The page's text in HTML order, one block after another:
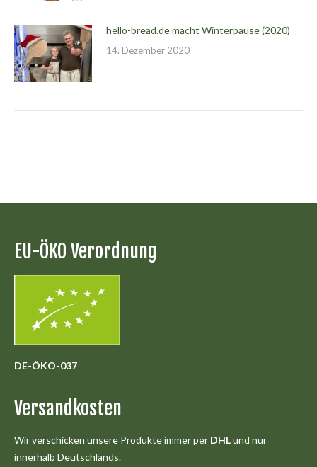
hello-bread.de macht Winterpause (2020)
14. Dezember 2020
EU-ÖKO Verordnung
DE-ÖKO-037
Versandkosten
Wir verschicken unsere Produkte immer per DHLund nur
innerhalb Deutschlands.